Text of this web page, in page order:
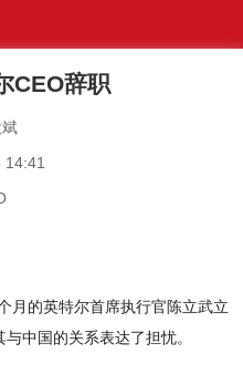
CEO辞职
14:41
月的英特尔首席执行官陈立武立
中国的关系表达了担忧。